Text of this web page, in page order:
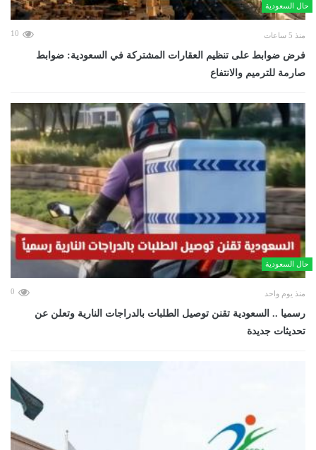
حال السعودية
منذ 5 ساعات 10
فرض ضوابط على تنظيم العقارات المشتركة في السعودية: ضوابط
صارمة للترميم والانتفاع
حال السعودية
منذ يوم واحد 0
رسميا .. السعودية تقنن توصيل الطلبات بالدراجات النارية وتعلن عن
تحديثات جديدة